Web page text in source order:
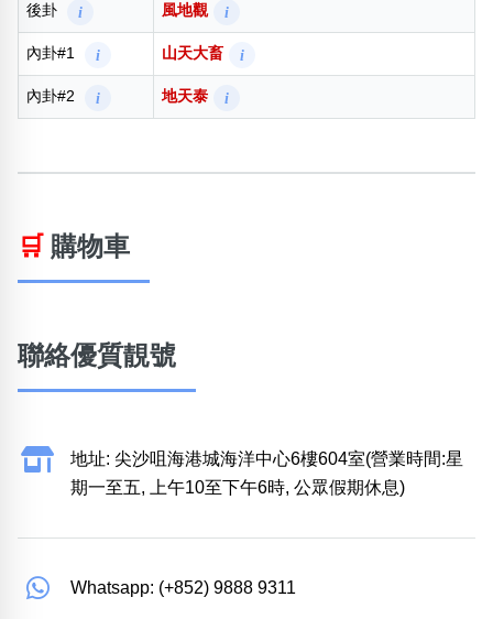
後卦 i 風地觀 i
內卦#1 i 山天大畜 i
內卦#2 i 地天泰 i
🛒 購物車
聯絡優質靚號
地址: 尖沙咀海港城海洋中心6樓604室(營業時間:星
期一至五, 上午10至下午6時, 公眾假期休息)
Whatsapp: (+852) 9888 9311